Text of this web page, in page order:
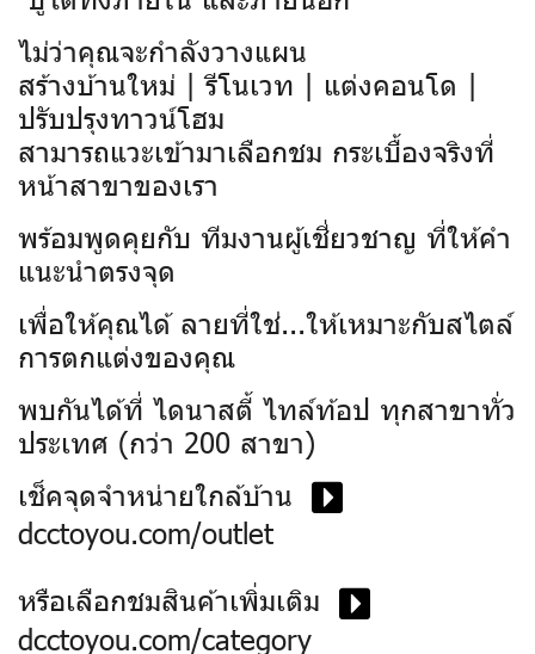
ไม่ว่าคุณจะกำลังวางแผน
สร้างบ้านใหม่ | รีโนเวท | แต่งคอนโด |
ปรับปรุงทาวน์โฮม
สามารถแวะเข้ามาเลือกชม กระเบื้องจริงที่
หน้าสาขาของเรา
พร้อมพูดคุยกับ ทีมงานผู้เชี่ยวชาญ ที่ให้คำ
แนะนำตรงจุด
เพื่อให้คุณได้ ลายที่ใช่...ให้เหมาะกับสไตล์
การตกแต่งของคุณ
พบกันได้ที่ ไดนาสตี้ ไทล์ท้อป ทุกสาขาทั่ว
ประเทศ (กว่า 200 สาขา)
เช็คจุดจำหน่ายใกล้บ้าน
dcctoyou.com/outlet
หรือเลือกชมสินค้าเพิ่มเติม
dcctoyou.com/category